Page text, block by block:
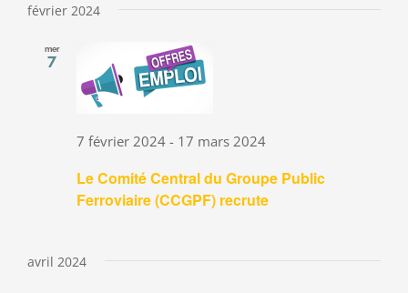
février 2024
mer
7
Le Comité Central du Groupe Public
Ferroviaire (CCGPF) recrute
7 février 2024- 17 mars 2024
avril 2024